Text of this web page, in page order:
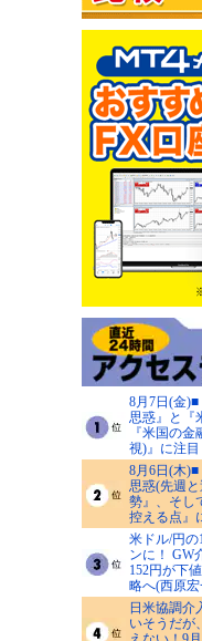
8月7日(金
思惑』と『
『米国の
視)』に注
8月6日(木
思惑(先週
勢』、そし
控える点』
米ドル/円の
ンに！ GW
152円が下
略へ(西原
日米協調介
いそうだが